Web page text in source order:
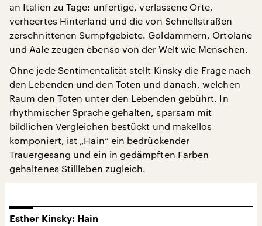
an Italien zu Tage: unfertige, verlassene Orte,
verheertes Hinterland und die von Schnellstraßen
zerschnittenen Sumpfgebiete. Goldammern, Ortolane
und Aale zeugen ebenso von der Welt wie Menschen.
Ohne jede Sentimentalität stellt Kinsky die Frage nach
den Lebenden und den Toten und danach, welchen
Raum den Toten unter den Lebenden gebührt. In
rhythmischer Sprache gehalten, sparsam mit
bildlichen Vergleichen bestückt und makellos
komponiert, ist „Hain“ ein bedrückender
Trauergesang und ein in gedämpften Farben
gehaltenes Stillleben zugleich.
Esther Kinsky: Hain